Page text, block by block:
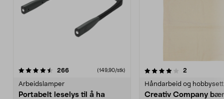
266anmeldelser(149,90/stk)
Arbeidslamper
Portabelt leselys til å ha
4.0 av 5 stjerner 2
Håndarbeid og hobbysett
Creativ Company
5.0 av 5 stjerner